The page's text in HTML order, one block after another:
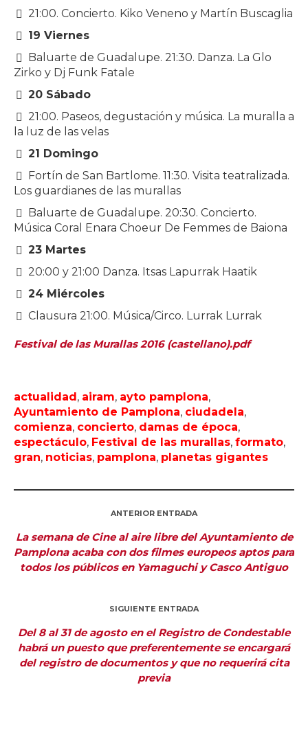
21:00. Concierto. Kiko Veneno y Martín Buscaglia
19 Viernes
Baluarte de Guadalupe. 21:30. Danza. La Glo
Zirko y Dj Funk Fatale
20 Sábado
21:00. Paseos, degustación y música. La muralla a
la luz de las velas
21 Domingo
Fortín de San Bartlome. 11:30. Visita teatralizada.
Los guardianes de las murallas
Baluarte de Guadalupe. 20:30. Concierto.
Música Coral Enara Choeur De Femmes de Baiona
23 Martes
20:00 y 21:00 Danza. Itsas Lapurrak Haatik
24 Miércoles
Clausura 21:00. Música/Circo. Lurrak Lurrak
Festival de las Murallas 2016 (castellano).pdf
actualidad, airam, ayto pamplona,
Ayuntamiento de Pamplona, ciudadela,
comienza, concierto, damas de época,
espectáculo, Festival de las murallas, formato,
gran, noticias, pamplona, planetas gigantes
ANTERIOR ENTRADA
La semana de Cine al aire libre del Ayuntamiento de
Pamplona acaba con dos filmes europeos aptos para
todos los públicos en Yamaguchi y Casco Antiguo
SIGUIENTE ENTRADA
Del 8 al 31 de agosto en el Registro de Condestable
habrá un puesto que preferentemente se encargará
del registro de documentos y que no requerirá cita
previa